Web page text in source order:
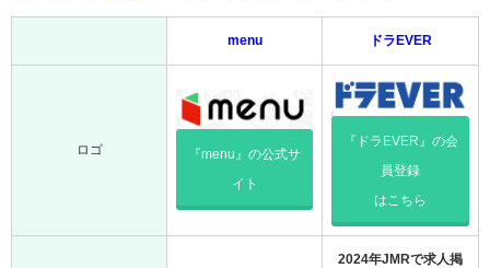
menu ドラEVER
ロゴ 『menu』の公式サ
イト
『ドラEVER』の会
員登録
はこちら
2024年JMRで求人掲